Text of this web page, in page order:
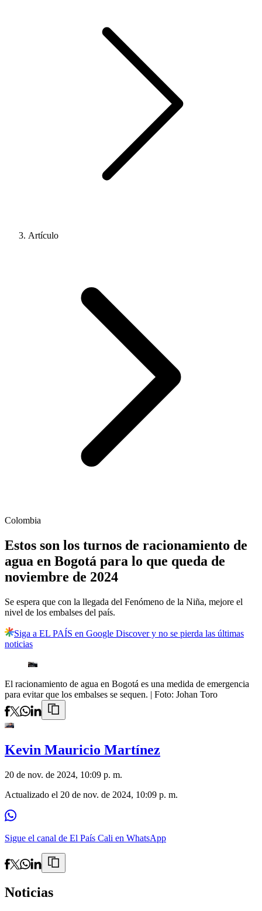
Artículo
Colombia
Estos son los turnos de racionamiento de
agua en Bogotá para lo que queda de
noviembre de 2024
Se espera que con la llegada del Fenómeno de la Niña, mejore el
nivel de los embalses del país.
Siga a EL PAÍS en Google Discover y no se pierda las últimas
noticias
El racionamiento de agua en Bogotá es una medida de emergencia
para evitar que los embalses se sequen. | Foto: Johan Toro
Kevin Mauricio Martínez
20 de nov. de 2024, 10:09 p. m.
Actualizado el 20 de nov. de 2024, 10:09 p. m.
Sigue el canal de El País Cali en WhatsApp
Noticias